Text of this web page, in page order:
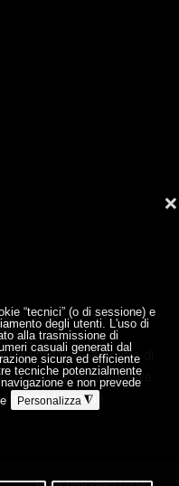
“tecnici” (o di sessione) e
degli utenti. L'uso di
alla trasmissione di
casuali generati dal
sicura ed efficiente
tecniche potenzialmente
e non prevede
Personalizza◮
❌
dall'Istituto Nazionale di
sotto licenzaCreative
License